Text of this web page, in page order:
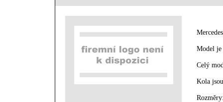
Model je
Celý
Kola